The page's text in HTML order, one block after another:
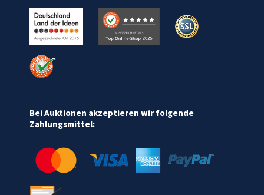
Bei Auktionen akzeptieren wir folgende
Zahlungsmittel: